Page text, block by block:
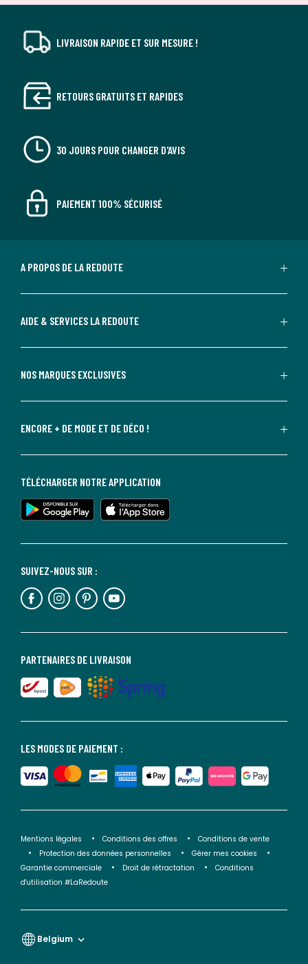
LIVRAISON RAPIDE ET SUR MESURE !
RETOURS GRATUITS ET RAPIDES
30 JOURS POUR CHANGER D'AVIS
PAIEMENT 100% SÉCURISÉ
A PROPOS DE LA REDOUTE
AIDE & SERVICES LA REDOUTE
NOS MARQUES EXCLUSIVES
ENCORE + DE MODE ET DE DÉCO !
LES MODES DE PAIEMENT :
PARTENAIRES DE LIVRAISON
SUIVEZ-NOUS SUR :
TÉLÉCHARGER NOTRE APPLICATION
Mentions légales Conditions des offres
Conditions de vente
Protection des données personnelles
Gérer mes cookies
Garantie commerciale
Droit de rétractation
Conditions
d'utilisation #LaRedoute
Belgium